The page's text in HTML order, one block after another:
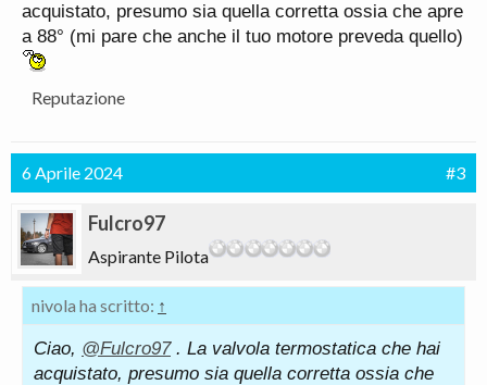
acquistato, presumo sia quella corretta ossia che apre
a 88° (mi pare che anche il tuo motore preveda quello)
Reputazione
6 Aprile 2024 #3
Fulcro97
Aspirante Pilota
nivola ha scritto: ↑
Ciao, @Fulcro97. La valvola termostatica che hai
acquistato, presumo sia quella corretta ossia che